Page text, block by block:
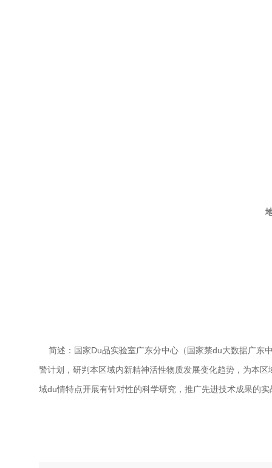
简述 ：国家Du品实验室广东分中心（国家禁du大数据广东
警计划，研判本区域内新精神活性物质发展变化趋势，为本
域du情特点开展有针对性的科学研究，推广先进技术成果的